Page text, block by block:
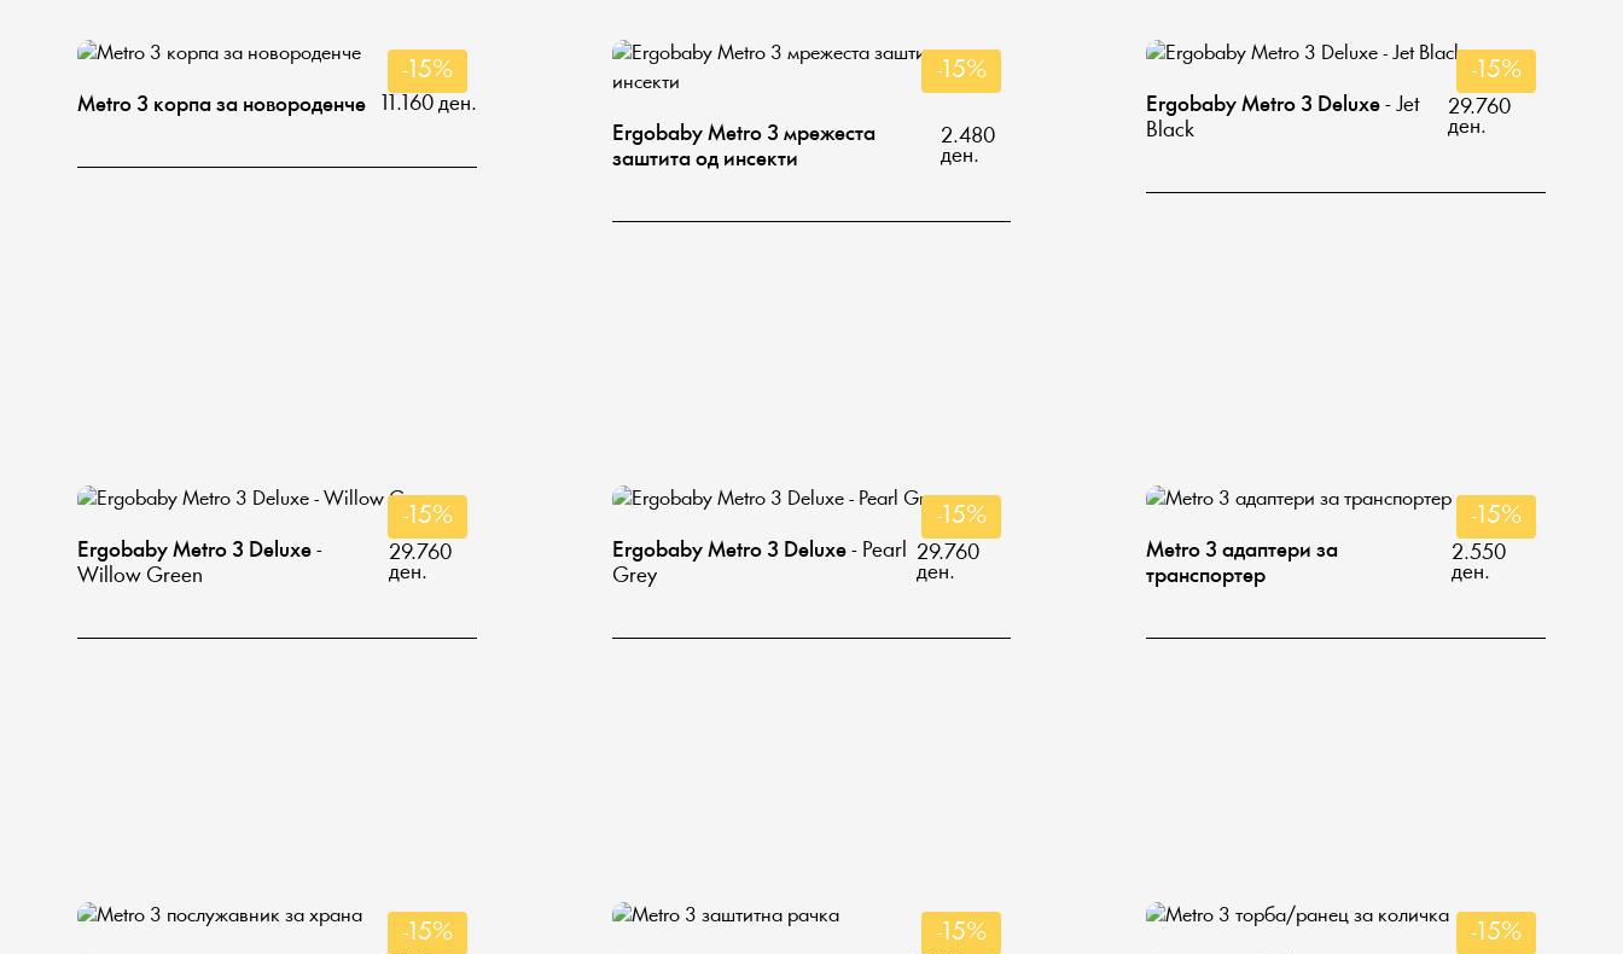
-15%
Metro 3 корпа за новороденче 11.160 ден.
-15%
Ergobaby Metro 3 мрежеста
заштита од инсекти
2.480
ден.
-15%
Ergobaby Metro 3 Deluxe - Jet
Black
29.760
ден.
-15%
Ergobaby Metro 3 Deluxe -
Willow Green
29.760
ден.
-15%
Ergobaby Metro 3 Deluxe - Pearl
Grey
29.760
ден.
-15%
Metro 3 адаптери за
транспортер
2.550
ден.
-15% -15% -15%